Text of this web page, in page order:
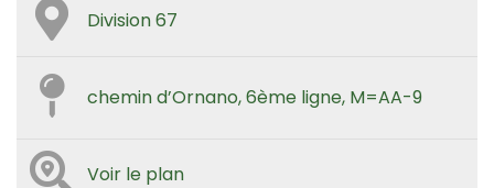
Division 67
chemin d’Ornano, 6ème ligne, M=AA-9
Voir le plan